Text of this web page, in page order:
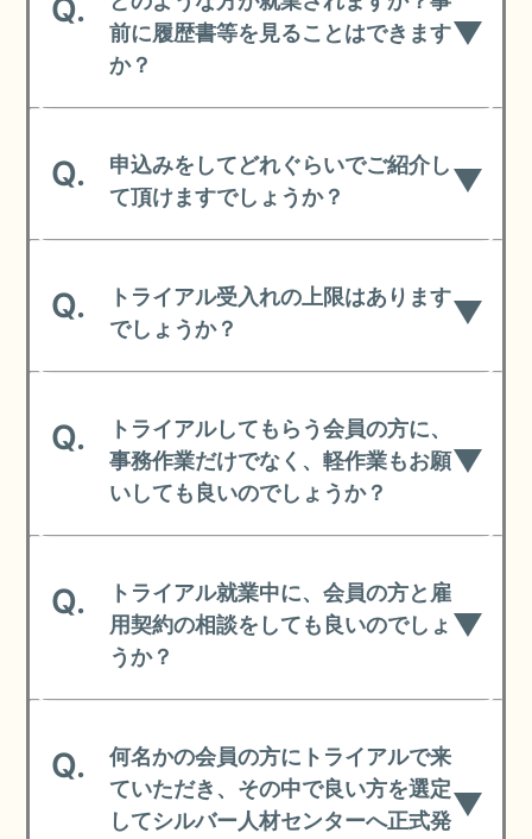
Q.
前に履歴書等を見ることはできます
か？
Q.
申込みをしてどれぐらいでご紹介し
て頂けますでしょうか？
Q.
トライアル受入れの上限はあります
でしょうか？
Q.
トライアルしてもらう会員の方に、
事務作業だけでなく、軽作業もお願
いしても良いのでしょうか？
Q.
トライアル就業中に、会員の方と雇
用契約の相談をしても良いのでしょ
うか？
Q.
何名かの会員の方にトライアルで来
ていただき、その中で良い方を選定
してシルバー人材センターへ正式発